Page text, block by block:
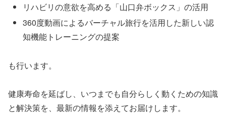
リハビリの意欲を高める「山口弁ボックス」の活用
360度動画によるバーチャル旅行を活用した新しい認
知機能トレーニングの提案
も行います。
健康寿命を延ばし、いつまでも自分らしく動くための知識
と解決策を、最新の情報を添えてお届けします。